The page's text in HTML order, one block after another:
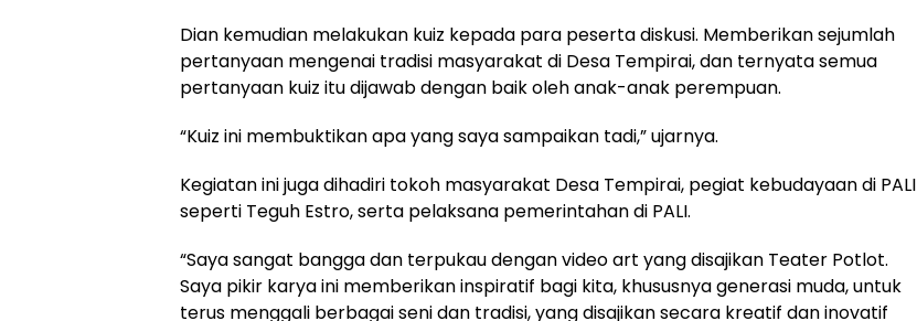
Dian kemudian melakukan kuiz kepada para peserta diskusi. Memberikan sejumlah
pertanyaan mengenai tradisi masyarakat di Desa Tempirai, dan ternyata semua
pertanyaan kuiz itu dijawab dengan baik oleh anak-anak perempuan.
“Kuiz ini membuktikan apa yang saya sampaikan tadi,” ujarnya.
Kegiatan ini juga dihadiri tokoh masyarakat Desa Tempirai, pegiat kebudayaan di PALI
seperti Teguh Estro, serta pelaksana pemerintahan di PALI.
“Saya sangat bangga dan terpukau dengan video art yang disajikan Teater Potlot.
Saya pikir karya ini memberikan inspiratif bagi kita, khususnya generasi muda, untuk
terus menggali berbagai seni dan tradisi, yang disajikan secara kreatif dan inovatif